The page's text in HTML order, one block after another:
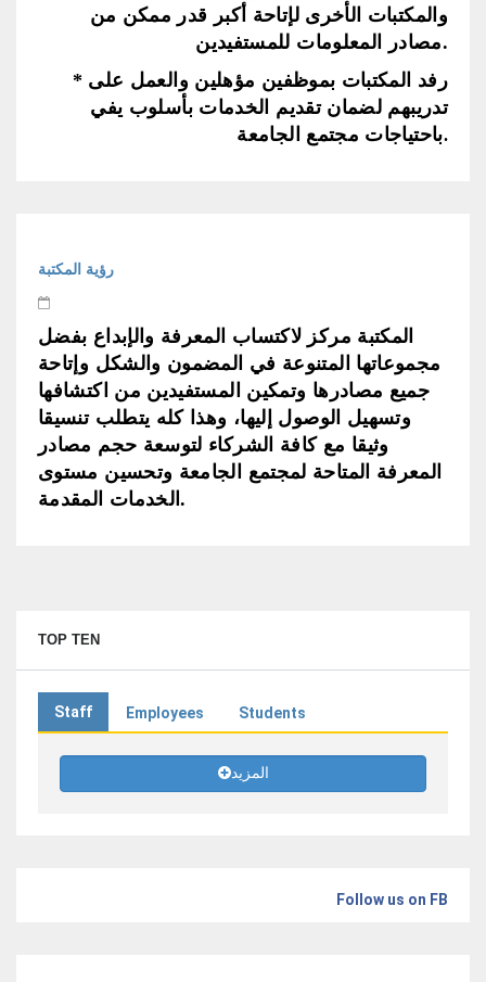
والمكتبات الأخرى لإتاحة أكبر قدر ممكن من
مصادر المعلومات للمستفيدين.
* رفد المكتبات بموظفين مؤهلين والعمل على
تدريبهم لضمان تقديم الخدمات بأسلوب يفي
باحتياجات مجتمع الجامعة.
رؤية المكتبة
المكتبة مركز لاكتساب المعرفة والإبداع بفضل
مجموعاتها المتنوعة في المضمون والشكل وإتاحة
جميع مصادرها وتمكين المستفيدين من اكتشافها
وتسهيل الوصول إليها، وهذا كله يتطلب تنسيقا
وثيقا مع كافة الشركاء لتوسعة حجم مصادر
المعرفة المتاحة لمجتمع الجامعة وتحسين مستوى
الخدمات المقدمة.
TOP TEN
Staff Employees Students
المزيد
Follow us on FB